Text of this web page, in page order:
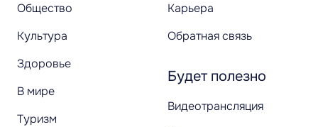
Общество
Культура
Здоровье
В мире
Туризм
Карьера
Обратная связь
Будет полезно
Видеотрансляция